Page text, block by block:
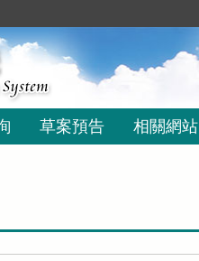
草案預告 相關網站